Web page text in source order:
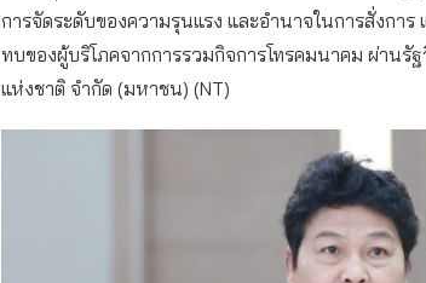
การจัดระดับของความรุนแรง และอำนาจในการสั่งกา
ทบของผู้บริโภคจากการรวมกิจการโทรคมนาคม ผ่าน
แห่งชาติ จำกัด (มหาชน) (NT)